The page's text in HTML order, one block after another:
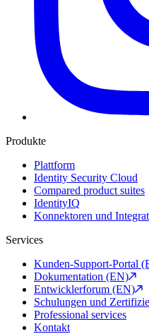
Produkte
Plattform
Identity Security Cloud
Compared product suites
IdentityIQ
Konnektoren und
Services
Kunden-Support-Portal
Dokumentation (EN)
Entwicklerforum (EN)
Schulungen und
Professional services
Kontakt